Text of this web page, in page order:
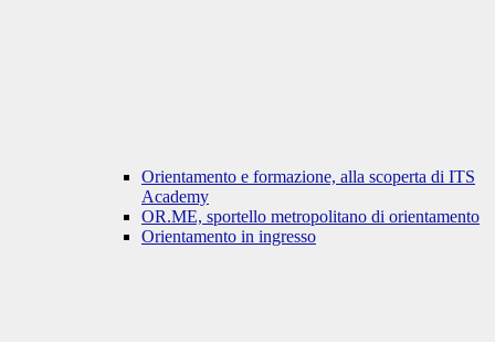
Orientamento e formazione, alla scoperta di ITS
Academy
OR.ME, sportello metropolitano di orientamento
Orientamento in ingresso